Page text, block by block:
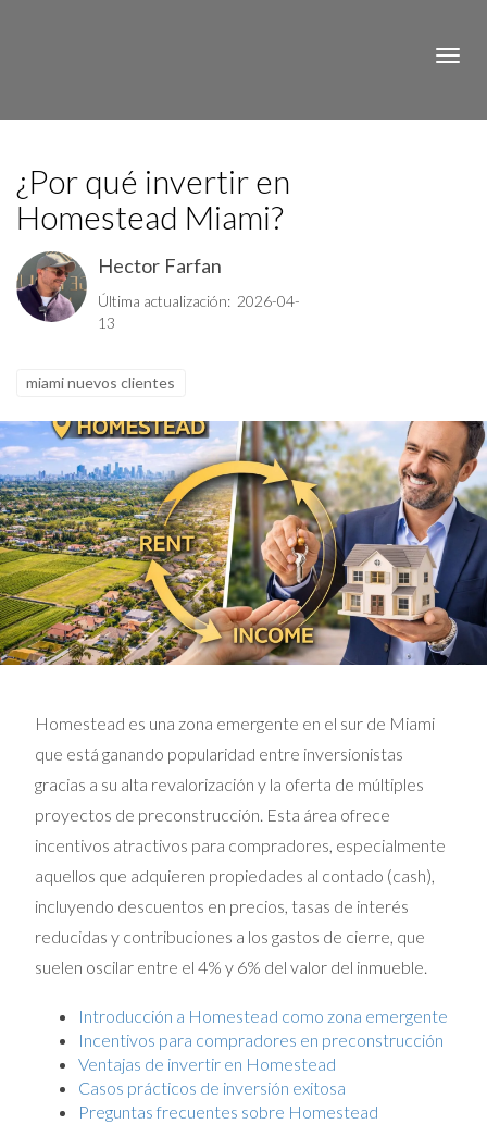
¿Por qué invertir en
Homestead Miami?
Hector Farfan
Última actualización: 2026-04-
13
miami nuevos clientes
Homestead es una zona emergente en el sur de Miami
que está ganando popularidad entre inversionistas
gracias a su alta revalorización y la oferta de múltiples
proyectos de preconstrucción. Esta área ofrece
incentivos atractivos para compradores, especialmente
aquellos que adquieren propiedades al contado (cash),
incluyendo descuentos en precios, tasas de interés
reducidas y contribuciones a los gastos de cierre, que
suelen oscilar entre el 4% y 6% del valor del inmueble.
Introducción a Homestead como zona emergente
Incentivos para compradores en preconstrucción
Ventajas de invertir en Homestead
Casos prácticos de inversión exitosa
Preguntas frecuentes sobre Homestead